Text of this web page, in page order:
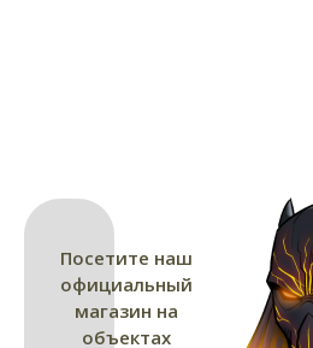
Посетите наш
официальный
магазин на
объектах